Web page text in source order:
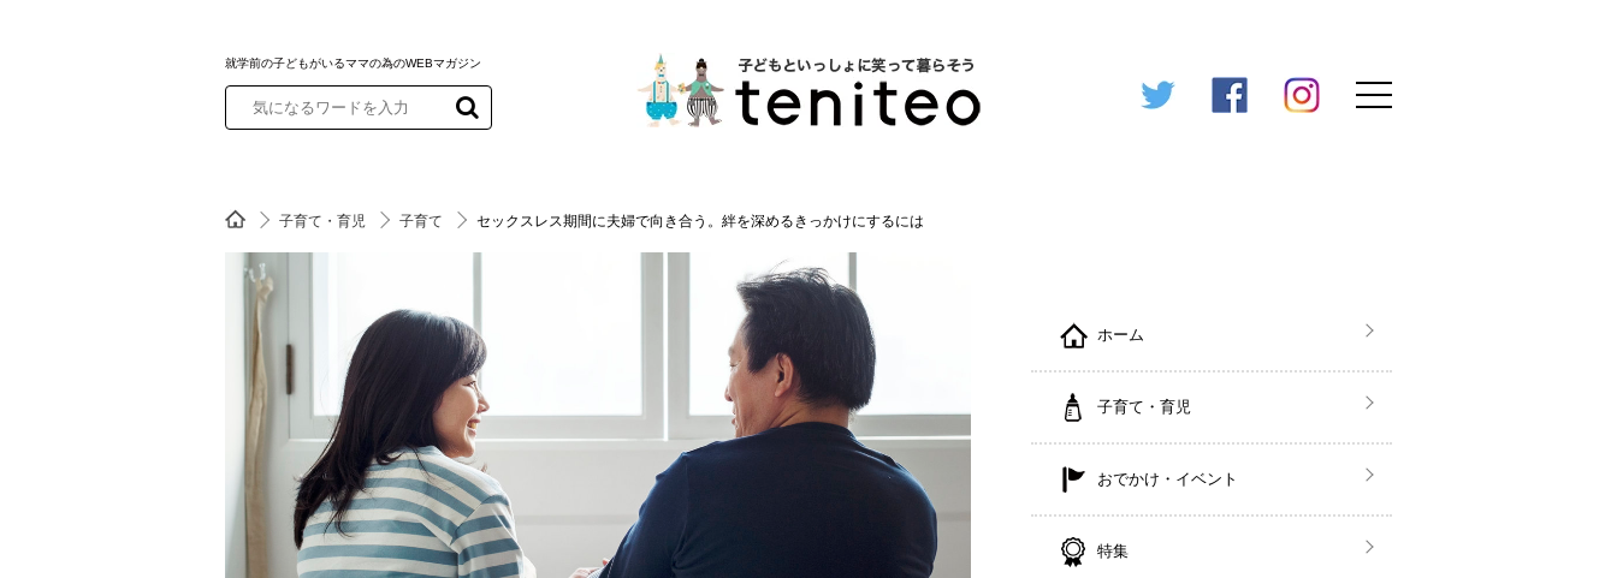
就学前の子どもがいるママの為のWEBマガジン
子育て・育児 子育て セックスレス期間に夫婦で向き合う。絆を深めるきっかけにするには
ホーム
子育て・育児
おでかけ・イベント
特集